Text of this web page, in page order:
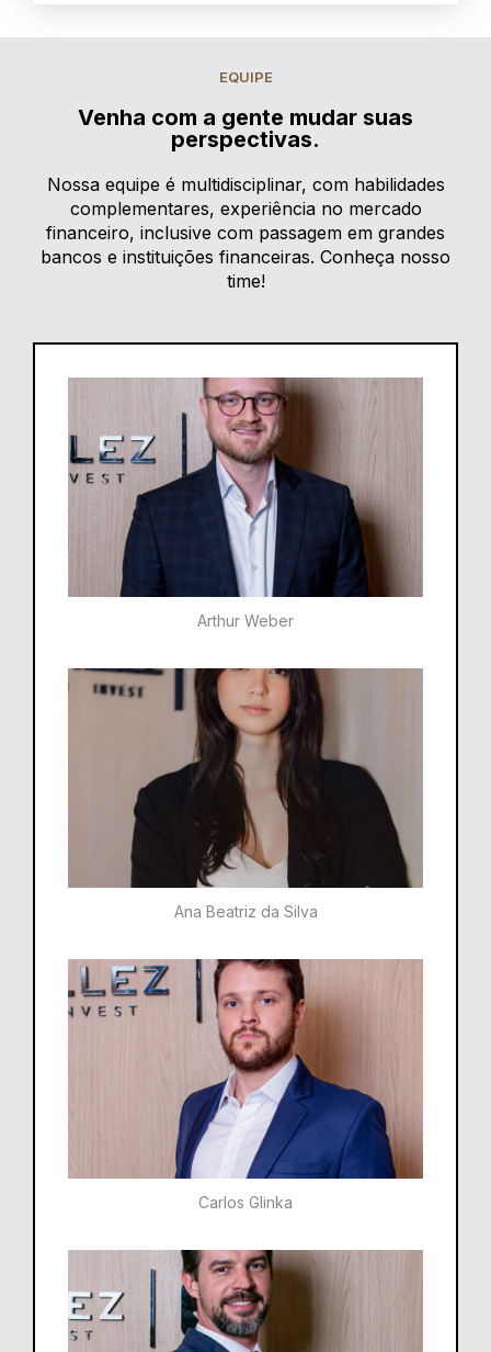
EQUIPE
Venha com a gente mudar suas
perspectivas.
Nossa equipe é multidisciplinar, com habilidades
complementares, experiência no mercado
financeiro, inclusive com passagem em grandes
bancos e instituições financeiras. Conheça nosso
time!
Arthur Weber
Ana Beatriz da Silva
Carlos Glinka